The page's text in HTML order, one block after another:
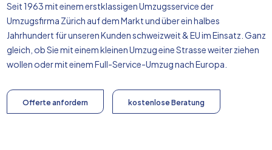
Seit 1963 mit einem erstklassigen Umzugsservice der
Umzugsfirma Zürich auf dem Markt und über ein halbes
Jahrhundert für unseren Kunden schweizweit & EU im Einsatz. Ganz
gleich, ob Sie mit einem kleinen Umzug eine Strasse weiter ziehen
wollen oder mit einem Full-Service-Umzug nachEuropa
Offerte anfordern kostenlose Beratung